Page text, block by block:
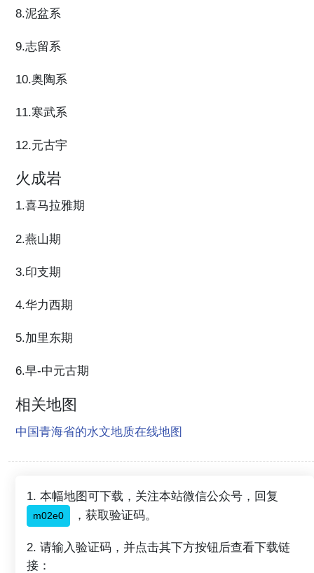
8.泥盆系
9.志留系
10.奥陶系
11.寒武系
12.元古宇
火成岩
1.喜马拉雅期
2.燕山期
3.印支期
4.华力西期
5.加里东期
6.早-中元古期
相关地图
中国青海省的水文地质在线地图
1. 本幅地图可下载，关注本站微信公众号，回复
m02e0 ，获取验证码。
2. 请输入验证码，并点击其下方按钮后查看下载链
接：